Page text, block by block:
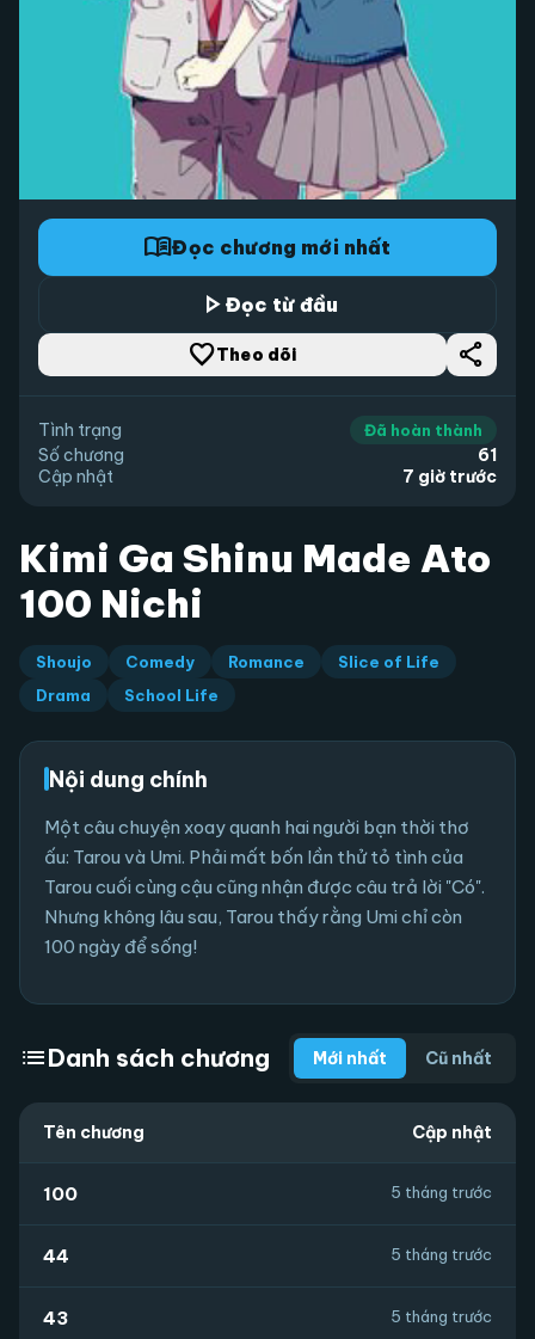
menu_bookĐọc chương mới nhất
play_arrow Đọc từ đầu
favorite_borderTheo dõi share
Tình trạng Đã hoàn thành
Số chương
61
Cập nhật
7 giờ trước
Kimi Ga Shinu Made Ato
100 Nichi
Shoujo Comedy Romance
Slice of Life
Drama
School Life
Nội dung chính
Một câu chuyện xoay quanh hai người bạn thời thơ
ấu: Tarou và Umi. Phải mất bốn lần thử tỏ tình của
Tarou cuối cùng cậu cũng nhận được câu trả lời "Có".
Nhưng không lâu sau, Tarou thấy rằng Umi chỉ còn
100 ngày để sống!
listDanh sách chương Mới nhất Cũ nhất
Tên chương Cập nhật
100 5 tháng trước
44 5 tháng trước
43 5 tháng trước